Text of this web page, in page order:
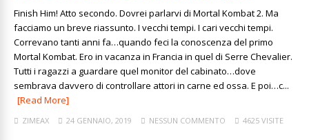
Finish Him! Atto secondo. Dovrei parlarvi di Mortal Kombat 2. Ma
facciamo un breve riassunto. I vecchi tempi. I cari vecchi tempi.
Correvano tanti anni fa…quando feci la conoscenza del primo
Mortal Kombat. Ero in vacanza in Francia in quel di Serre Chevalier.
Tutti i ragazzi a guardare quel monitor del cabinato…dove
sembrava davvero di controllare attori in carne ed ossa. E poi…c...
[Read More]
ZIMEAX 24 GENNAIO, 2019 NESSUN COMMENTO 4625 VISITE